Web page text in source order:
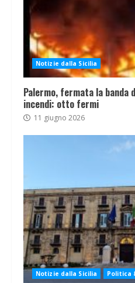
Notizie dalla Sicilia
Palermo, fermata la banda
incendi: otto fermi
11 giugno 2026
Notizie dalla Sicilia Politica